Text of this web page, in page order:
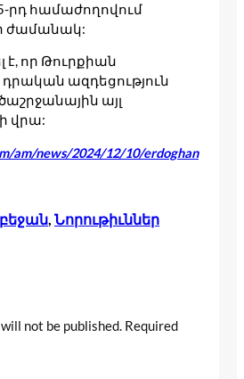
րդ համաժողովում
ժամանակ:
է, որ Թուրքիան
դրական ազդեցություն
այլ
վրա:
am/news/2024/12/10/erdoghan
Նորութիւններ
not be published. Required